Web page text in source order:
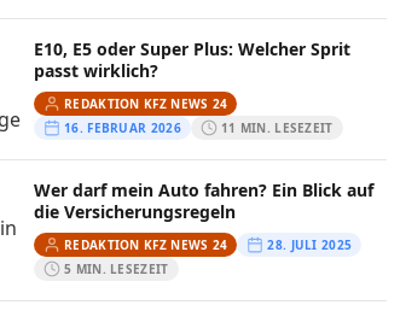
E10, E5 oder Super Plus: Welcher Sprit
passt wirklich?
REDAKTION KFZ NEWS 24
16. FEBRUAR 2026
11 MIN. LESEZEIT
Wer darf mein Auto fahren? Ein Blick auf
die Versicherungsregeln
REDAKTION KFZ NEWS 24
28. JULI 2025
5 MIN. LESEZEIT